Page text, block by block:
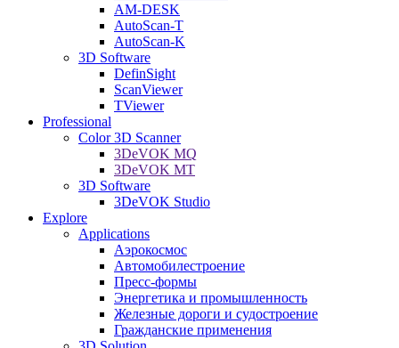
AM-DESK
AutoScan-T
AutoScan-K
3D Software
DefinSight
ScanViewer
TViewer
Professional
Color 3D Scanner
3DeVOK MQ
3DeVOK MT
3D Software
3DeVOK Studio
Explore
Applications
Аэрокосмос
Автомобилестроение
Пресс-формы
Энергетика и промышленность
Железные дороги и судостроение
Гражданские применения